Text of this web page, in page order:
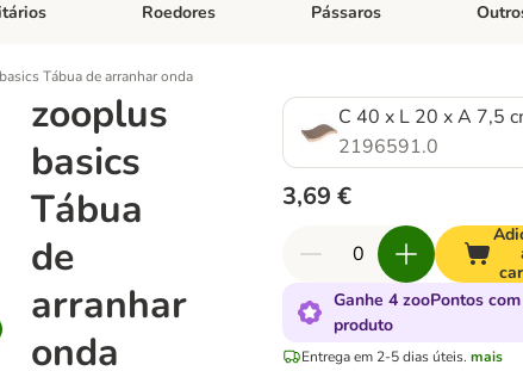
categoria: Dieta Vet.Abrir menu de categoria: Antiparasitários
Roedores Abrir menu de categoria:
Pássaros Abrir
Tábua de arranhar onda
zooplus
basics
Tábua
de
arranhar
onda
C 40 x L 20 x A 7,5
2196591.0
3,69 €
Ganhe 4 zooPontos
produto
Entrega em 2-5 dias úteis. mais